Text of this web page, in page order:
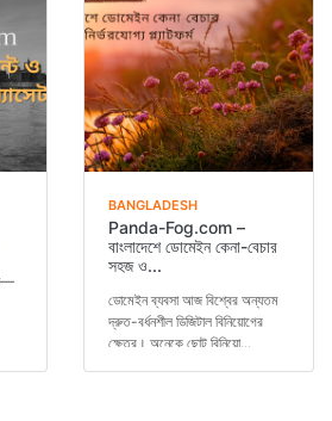
BANGLADESH
Panda-Fog.com –
বাংলাদেশে ডোমেইন কেনা-বেচার
সহজ ও...
ডোমেইন ব্যবসা আজ বিশ্বের অন্যতম
দ্রুত-বর্ধনশীল ডিজিটাল বিনিয়োগের
ক্ষেত্র। অনেকে ছোট বিনিয়ো...